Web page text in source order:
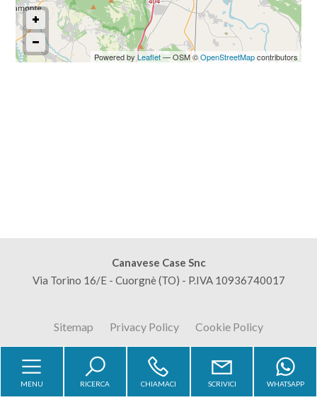
Powered byLeaflet— OSM ©OpenStreetMapcontributors
Canavese Case Snc
Via Torino 16/E - Cuorgnè (TO) - P.IVA 10936740017
Sitemap Privacy Policy Cookie Policy
2
MENU RICERCA CHIAMACI SCRIVICI WHATSAPP